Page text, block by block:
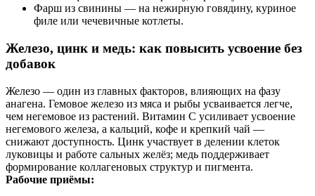
Фарш из свинины — на нежирную говядину, куриное
филе или чечевичные котлеты.
Железо, цинк и медь: как повысить усвоение без
добавок
Железо — один из главных факторов, влияющих на фазу
анагена. Гемовое железо из мяса и рыбы усваивается легче,
чем негемовое из растений. Витамин С усиливает усвоение
негемового железа, а кальций, кофе и крепкий чай —
снижают доступность. Цинк участвует в делении клеток
луковицы и работе сальных желёз; медь поддерживает
формирование коллагеновых структур и пигмента.
Рабочие приёмы: